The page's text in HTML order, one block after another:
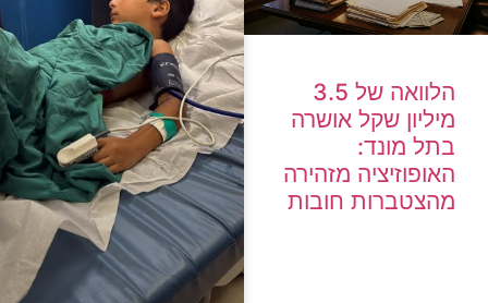
הלוואה של 3.5
מיליון שקל אושרה
בתל מונד:
האופוזיציה מזהירה
מהצטברות חובות